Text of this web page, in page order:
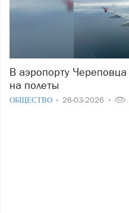
В аэропорту Череповца снова ввели ограничения
на полеты
ОБЩЕСТВО 26-03-2026